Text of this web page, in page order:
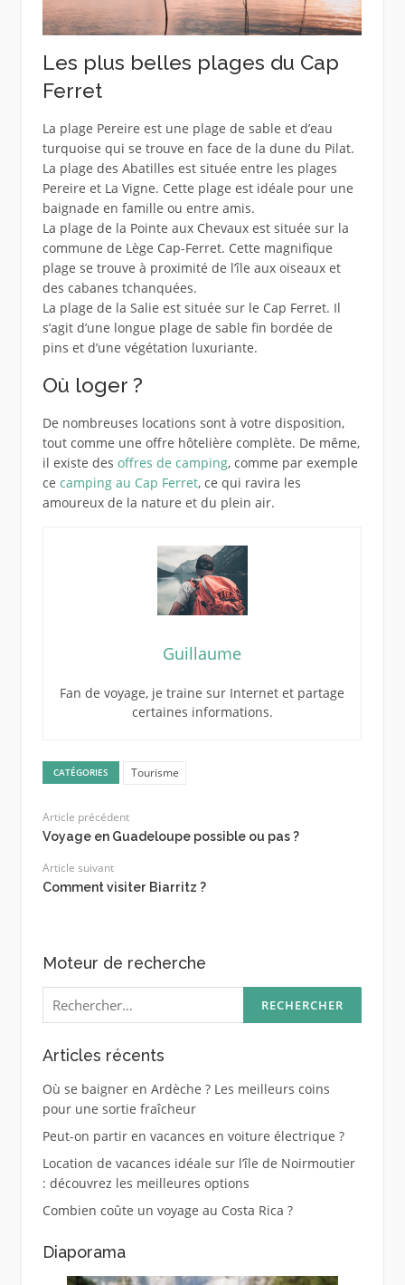
Les plus belles plages du Cap
Ferret
La plage Pereire est une plage de sable et d’eau
turquoise qui se trouve en face de la dune du Pilat.
La plage des Abatilles est située entre les plages
Pereire et La Vigne. Cette plage est idéale pour une
baignade en famille ou entre amis.
La plage de la Pointe aux Chevaux est située sur la
commune de Lège Cap-Ferret. Cette magnifique
plage se trouve à proximité de l’île aux oiseaux et
des cabanes tchanquées.
La plage de la Salie est située sur le Cap Ferret. Il
s’agit d’une longue plage de sable fin bordée de
pins et d’une végétation luxuriante.
Où loger ?
De nombreuses locations sont à votre disposition,
tout comme une offre hôtelière complète. De même,
il existe des offres de camping, comme par exemple
ce camping au Cap Ferret, ce qui ravira les
amoureux de la nature et du plein air.
Guillaume
Fan de voyage, je traine sur Internet et partage
certaines informations.
CATÉGORIES Tourisme
Article précédent
Voyage en Guadeloupe possible ou pas ?
Article suivant
Comment visiter Biarritz ?
Moteur de recherche
Rechercher :
Articles récents
Où se baigner en Ardèche ? Les meilleurs coins
pour une sortie fraîcheur
Peut-on partir en vacances en voiture électrique ?
Location de vacances idéale sur l’île de Noirmoutier
: découvrez les meilleures options
Combien coûte un voyage au Costa Rica ?
Diaporama